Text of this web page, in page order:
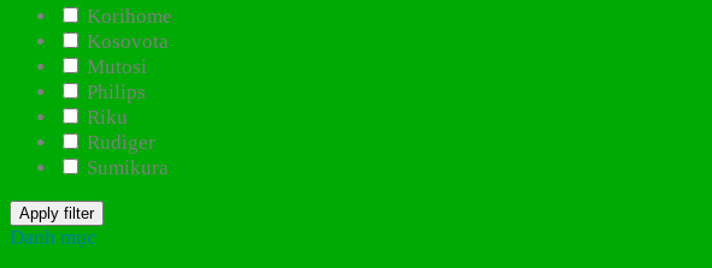
Korihome
Kosovota
Mutosi
Philips
Riku
Rudiger
Sumikura
Apply filter
Danh mục